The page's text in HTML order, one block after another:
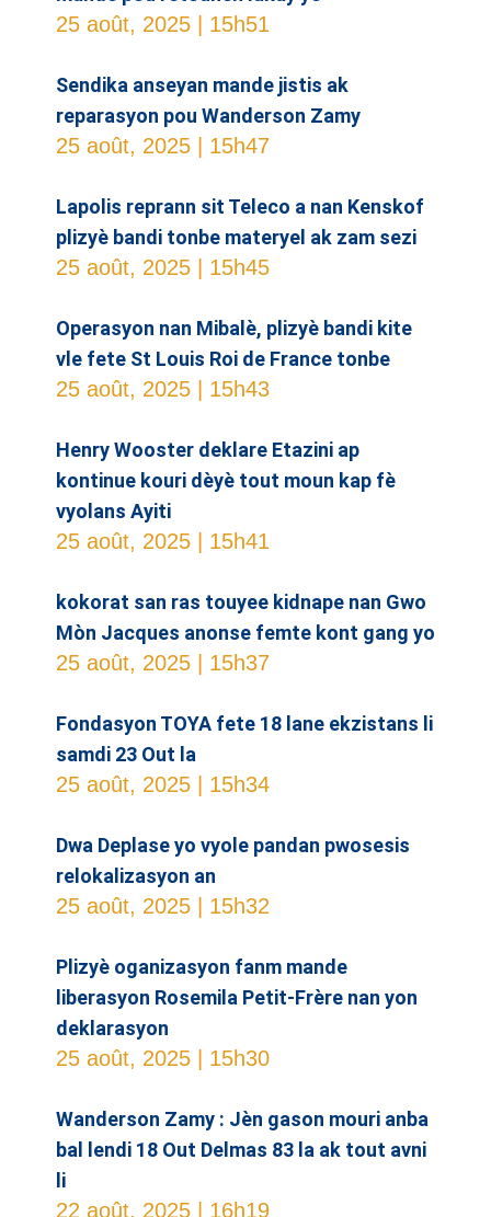
25 août, 2025 15h51
Sendika anseyan mande jistis ak
reparasyon pou Wanderson Zamy
25 août, 2025 15h47
Lapolis reprann sit Teleco a nan Kenskof
plizyè bandi tonbe materyel ak zam sezi
25 août, 2025 15h45
Operasyon nan Mibalè, plizyè bandi kite
vle fete St Louis Roi de France tonbe
25 août, 2025 15h43
Henry Wooster deklare Etazini ap
kontinue kouri dèyè tout moun kap fè
vyolans Ayiti
25 août, 2025 15h41
kokorat san ras touyee kidnape nan Gwo
Mòn Jacques anonse femte kont gang yo
25 août, 2025 15h37
Fondasyon TOYA fete 18 lane ekzistans li
samdi 23 Out la
25 août, 2025 15h34
Dwa Deplase yo vyole pandan pwosesis
relokalizasyon an
25 août, 2025 15h32
Plizyè oganizasyon fanm mande
liberasyon Rosemila Petit-Frère nan yon
deklarasyon
25 août, 2025 15h30
Wanderson Zamy : Jèn gason mouri anba
bal lendi 18 Out Delmas 83 la ak tout avni
li
22 août, 2025 16h19